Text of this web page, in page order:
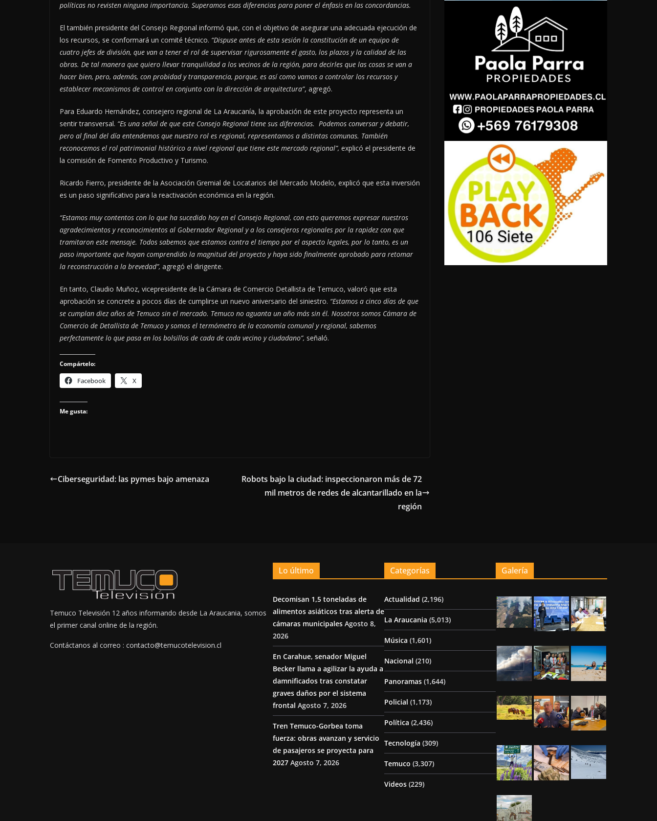
políticas no revisten ninguna importancia. Superamos esas diferencias para poner el énfasis en las concordancias.
El también presidente del Consejo Regional informó que, con el objetivo de asegurar una adecuada ejecución de
los recursos, se conformará un comité técnico. “Dispuse antes de esta sesión la constitución de un equipo de
cuatro jefes de división, que van a tener el rol de supervisar rigurosamente el gasto, los plazos y la calidad de las
obras. De tal manera que quiero llevar tranquilidad a los vecinos de la región, para decirles que las cosas se van a
hacer bien, pero, además, con probidad y transparencia, porque, es así como vamos a controlar los recursos y
establecer mecanismos de control en conjunto con la dirección de arquitectura”, agregó.
Para Eduardo Hernández, consejero regional de La Araucanía, la aprobación de este proyecto representa un
sentir transversal. “Es una señal de que este Consejo Regional tiene sus diferencias. Podemos conversar y debatir,
pero al final del día entendemos que nuestro rol es regional, representamos a distintas comunas. También
reconocemos el rol patrimonial histórico a nivel regional que tiene este mercado regional”, explicó el presidente de
la comisión de Fomento Productivo y Turismo.
Ricardo Fierro, presidente de la Asociación Gremial de Locatarios del Mercado Modelo, explicó que esta inversión
es un paso significativo para la reactivación económica en la región.
“Estamos muy contentos con lo que ha sucedido hoy en el Consejo Regional, con esto queremos expresar nuestros
agradecimientos y reconocimientos al Gobernador Regional y a los consejeros regionales por la rapidez con que
tramitaron este mensaje. Todos sabemos que estamos contra el tiempo por el aspecto legales, por lo tanto, es un
paso importante que hayan comprendido la magnitud del proyecto y haya sido finalmente aprobado para retomar
la reconstrucción a la brevedad”, agregó el dirigente.
En tanto, Claudio Muñoz, vicepresidente de la Cámara de Comercio Detallista de Temuco, valoró que esta
aprobación se concrete a pocos días de cumplirse un nuevo aniversario del siniestro. “Estamos a cinco días de que
se cumplan diez años de Temuco sin el mercado. Temuco no aguanta un año más sin él. Nosotros somos Cámara de
Comercio de Detallista de Temuco y somos el termómetro de la economía comunal y regional, sabemos
perfectamente lo que pasa en los bolsillos de cada de cada vecino y ciudadano”, señaló.
Compártelo:
Facebook X
Me gusta:
Ciberseguridad: las pymes bajo amenaza
Robots bajo la ciudad: inspeccionaron más de 72
mil metros de redes de alcantarillado en la
región
Temuco Televisión 12 años informando desde La Araucania, somos
el primer canal online de la región.
Contáctanos al correo : contacto@temucotelevision.cl
Lo último
Decomisan 1,5 toneladas de
alimentos asiáticos tras alerta de
cámaras municipales Agosto 8,
2026
En Carahue, senador Miguel
Becker llama a agilizar la ayuda a
damnificados tras constatar
graves daños por el sistema
frontal Agosto 7, 2026
Tren Temuco-Gorbea toma
fuerza: obras avanzan y servicio
de pasajeros se proyecta para
2027 Agosto 7, 2026
Categorías
Actualidad (2,196)
La Araucania (5,013)
Música (1,601)
Nacional (210)
Panoramas (1,644)
Policial (1,173)
Política (2,436)
Tecnología (309)
Temuco (3,307)
Videos (229)
Galería